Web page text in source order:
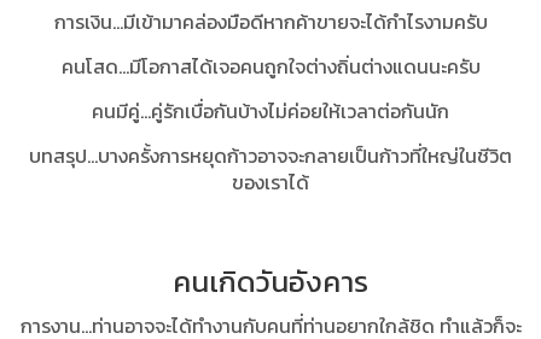
การเงิน...มีเข้ามาคล่องมือดีหากค้าขายจะได้กำไรงามครับ
คนโสด...มีโอกาสได้เจอคนถูกใจต่างถิ่นต่างแดนนะครับ
คนมีคู่...คู่รักเบื่อกันบ้างไม่ค่อยให้เวลาต่อกันนัก
บทสรุป...บางครั้งการหยุดก้าวอาจจะกลายเป็นก้าวที่ใหญ่ในชีวิต
ของเราได้
คนเกิดวันอังคาร
การงาน...ท่านอาจจะได้ทำงานกับคนที่ท่านอยากใกล้ชิด ทำแล้วก็จะ